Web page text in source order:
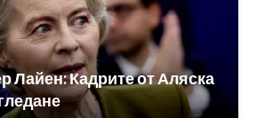
Лайен: Кадрите от Аляска